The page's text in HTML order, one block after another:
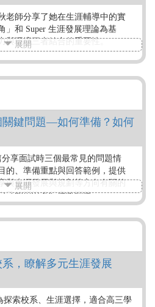
學，工商心理學導論
老師分享了她在生涯輔導中的實
」和 Super 生涯發展理論為基
與環境三者結合的重要性。
高中育才輔助系統
展開
關鍵問題—如何準備？如何
享面試時三個最常見的問題情
的、準備重點與回答範例，提供
與生涯發展與規劃等方向有關的
己的現況進行應答調整。
展開
系，瞭解多元生涯發展
探索校系、生涯選擇，適合高三學